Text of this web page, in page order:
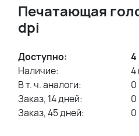
Печатающая
dpi
Доступно: 4
Наличие:
4
В т. ч. аналоги:
0
Заказ, 14 дней:
0
Заказ, 45 дней:
0